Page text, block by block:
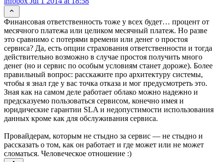
Финансовая ответственность тоже у всех будет… процент от
месячного платежа или целиком месячный платеж. Но разве
это сравнимо с потерями времени или денег о простоя
сервиса? Да, есть опции страхования ответственности и тогда
действительно возможно в случае простоя получить много
денег (но и сервис по особым условиям станет дороже). Более
правильный вопрос: расскажите про архитектуру системы,
чтобы я знал где у вас точка отказа и мог предусмотреть это.
Зная как на самом деле работает облако можно надежно и
предсказуемо пользоваться сервисом, конечно имея и
юридические гарантии SLA и недопустимости использования
данных кроме как для обслуживания сервиса.
Провайдерам, которым не стыдно за сервис — не стыдно и
рассказать о том, как он работает и где может или не может
сломаться. Человеческое отношение :)